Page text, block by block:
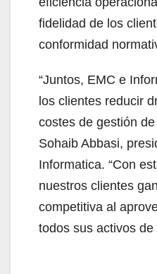
fidelidad de los
conformidad
“Juntos, EMC e
los clientes reducir
costes de gestión
Sohaib Abbasi,
Informatica. “Con
nuestros clientes
competitiva al
todos sus activos de